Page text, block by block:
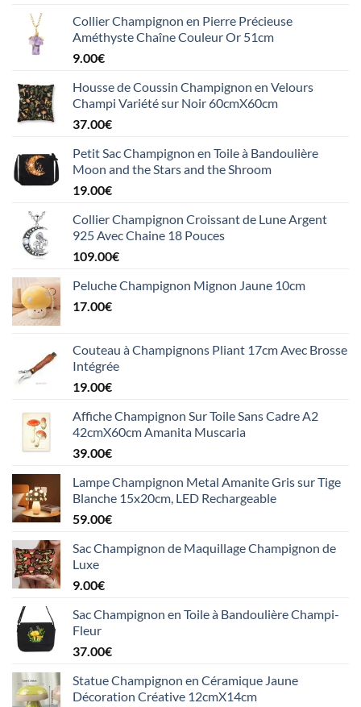
Collier Champignon en Pierre Précieuse
Améthyste Chaîne Couleur Or 51cm
9.00€
Housse de Coussin Champignon en Velours
Champi Variété sur Noir 60cmX60cm
37.00€
Petit Sac Champignon en Toile à Bandoulière
Moon and the Stars and the Shroom
19.00€
Collier Champignon Croissant de Lune Argent
925 Avec Chaine 18 Pouces
109.00€
Peluche Champignon Mignon Jaune 10cm
17.00€
Couteau à Champignons Pliant 17cm Avec Brosse
Intégrée
19.00€
Affiche Champignon Sur Toile Sans Cadre A2
42cmX60cm Amanita Muscaria
39.00€
Lampe Champignon Metal Amanite Gris sur Tige
Blanche 15x20cm, LED Rechargeable
59.00€
Sac Champignon de Maquillage Champignon de
Luxe
9.00€
Sac Champignon en Toile à Bandoulière Champi-
Fleur
37.00€
Statue Champignon en Céramique Jaune
Décoration Créative 12cmX14cm